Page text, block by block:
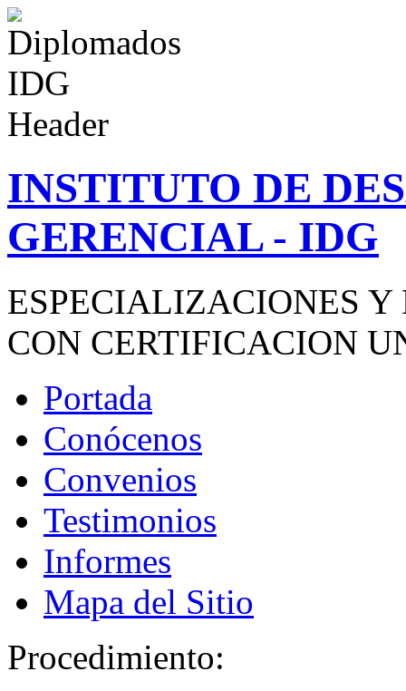
INSTITUTO DE
GERENCIAL - IDG
ESPECIALIZACIONES
CON CERTIFICACION
Portada
Conócenos
Convenios
Testimonios
Informes
Mapa del Sitio
Procedimiento: